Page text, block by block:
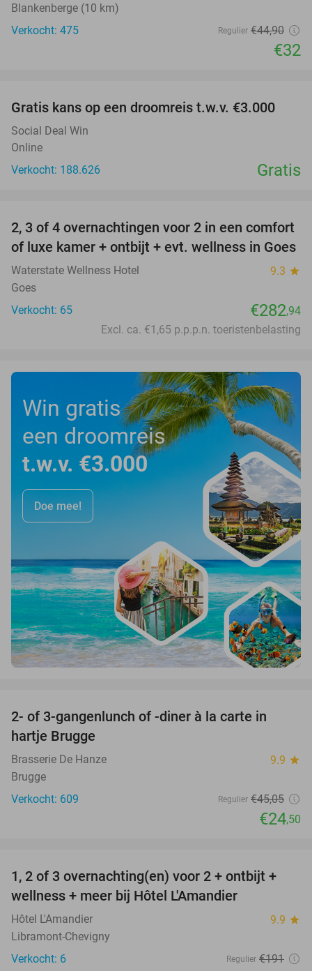
Blankenberge (10 km)
Verkocht: 475
Regulier €44,90
€32
Gratis kans op een droomreis t.w.v. €3.000
Social Deal Win
Online
Verkocht: 188.626
Gratis
2, 3 of 4 overnachtingen voor 2 in een comfort
of luxe kamer + ontbijt + evt. wellness in Goes
Waterstate Wellness Hotel 9.3 star
Goes
Verkocht: 65
€282,94
Excl. ca. €1,65 p.p.p.n. toeristenbelasting
Win gratis
een droomreis
t.w.v. €3.000
Doe mee!
2- of 3-gangenlunch of -diner à la carte in
hartje Brugge
Brasserie De Hanze 9.9 star
Brugge
Verkocht: 609
Regulier €45,05
€24,50
32%
TODAY
1, 2 of 3 overnachting(en) voor 2 + ontbijt +
wellness + meer bij Hôtel L'Amandier
Hôtel L'Amandier 9.9 star
Libramont-Chevigny
Verkocht: 6
Regulier €191